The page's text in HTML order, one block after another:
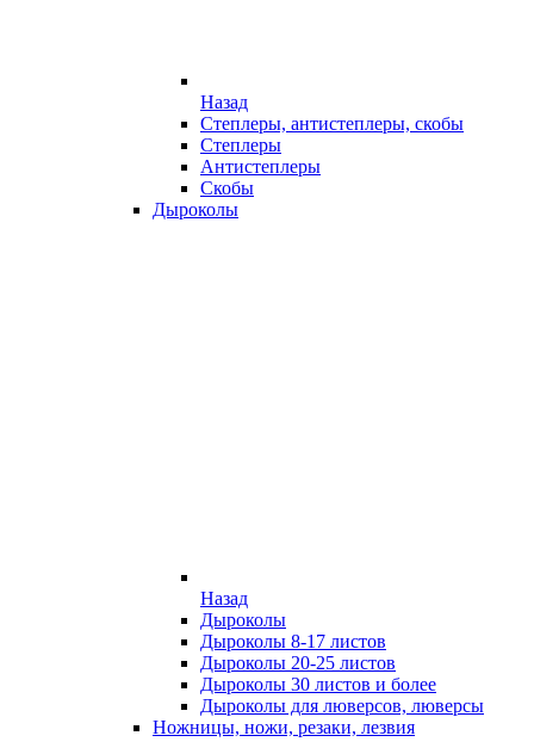
Назад
Степлеры, антистеплеры, скобы
Степлеры
Антистеплеры
Скобы
Дыроколы
Назад
Дыроколы
Дыроколы 8-17 листов
Дыроколы 20-25 листов
Дыроколы 30 листов и более
Дыроколы для люверсов, люверсы
Ножницы, ножи, резаки, лезвия